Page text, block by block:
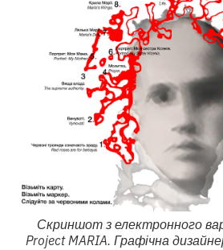
Скриншот з електронного
Project MARIA. Графічна